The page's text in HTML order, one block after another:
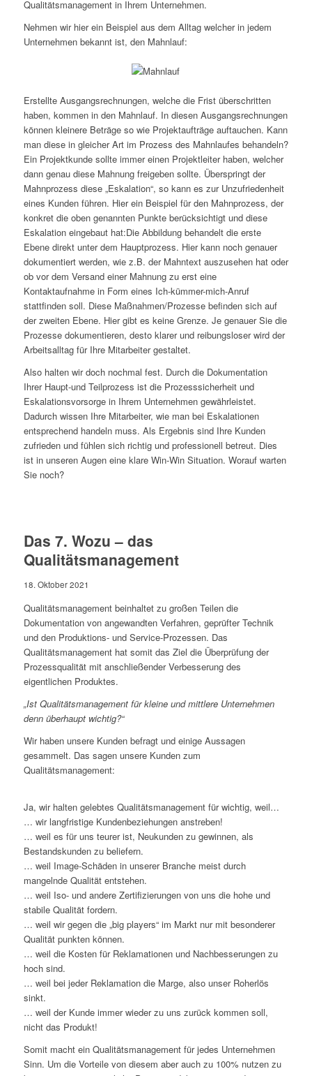
Qualitätsmanagement in Ihrem Unternehmen.
Nehmen wir hier ein Beispiel aus dem Alltag welcher in jedem
Unternehmen bekannt ist, den Mahnlauf:
Erstellte Ausgangsrechnungen, welche die Frist überschritten
haben, kommen in den Mahnlauf. In diesen Ausgangsrechnungen
können kleinere Beträge so wie Projektaufträge auftauchen. Kann
man diese in gleicher Art im Prozess des Mahnlaufes behandeln?
Ein Projektkunde sollte immer einen Projektleiter haben, welcher
dann genau diese Mahnung freigeben sollte. Überspringt der
Mahnprozess diese „Eskalation“, so kann es zur Unzufriedenheit
eines Kunden führen. Hier ein Beispiel für den Mahnprozess, der
konkret die oben genannten Punkte berücksichtigt und diese
Eskalation eingebaut hat:Die Abbildung behandelt die erste
Ebene direkt unter dem Hauptprozess. Hier kann noch genauer
dokumentiert werden, wie z.B. der Mahntext auszusehen hat oder
ob vor dem Versand einer Mahnung zu erst eine
Kontaktaufnahme in Form eines Ich-kümmer-mich-Anruf
stattfinden soll. Diese Maßnahmen/Prozesse befinden sich auf
der zweiten Ebene. Hier gibt es keine Grenze. Je genauer Sie die
Prozesse dokumentieren, desto klarer und reibungsloser wird der
Arbeitsalltag für Ihre Mitarbeiter gestaltet.
Also halten wir doch nochmal fest. Durch die Dokumentation
Ihrer Haupt-und Teilprozess ist die Prozesssicherheit und
Eskalationsvorsorge in Ihrem Unternehmen gewährleistet.
Dadurch wissen Ihre Mitarbeiter, wie man bei Eskalationen
entsprechend handeln muss. Als Ergebnis sind Ihre Kunden
zufrieden und fühlen sich richtig und professionell betreut. Dies
ist in unseren Augen eine klare Win-Win Situation. Worauf warten
Sie noch?
Das 7. Wozu – das
Qualitätsmanagement
18. Oktober 2021
Qualitätsmanagement beinhaltet zu großen Teilen die
Dokumentation von angewandten Verfahren, geprüfter Technik
und den Produktions- und Service-Prozessen. Das
Qualitätsmanagement hat somit das Ziel die Überprüfung der
Prozessqualität mit anschließender Verbesserung des
eigentlichen Produktes.
„Ist Qualitätsmanagement für kleine und mittlere Unternehmen
denn überhaupt wichtig?“
Wir haben unsere Kunden befragt und einige Aussagen
gesammelt. Das sagen unsere Kunden zum
Qualitätsmanagement:
Ja, wir halten gelebtes Qualitätsmanagement für wichtig, weil…
… wir langfristige Kundenbeziehungen anstreben!
… weil es für uns teurer ist, Neukunden zu gewinnen, als
Bestandskunden zu beliefern.
… weil Image-Schäden in unserer Branche meist durch
mangelnde Qualität entstehen.
… weil Iso- und andere Zertifizierungen von uns die hohe und
stabile Qualität fordern.
… weil wir gegen die „big players“ im Markt nur mit besonderer
Qualität punkten können.
… weil die Kosten für Reklamationen und Nachbesserungen zu
hoch sind.
… weil bei jeder Reklamation die Marge, also unser Roherlös
sinkt.
… weil der Kunde immer wieder zu uns zurück kommen soll,
nicht das Produkt!
Somit macht ein Qualitätsmanagement für jedes Unternehmen
Sinn. Um die Vorteile von diesem aber auch zu 100% nutzen zu